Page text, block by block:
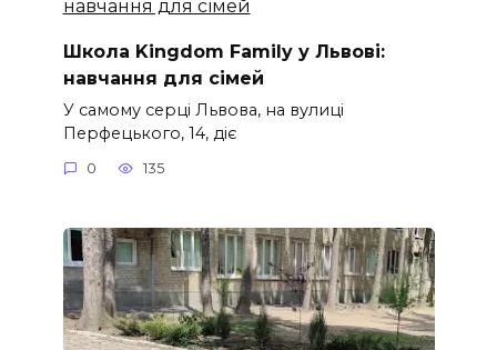
Школа Kingdom Family у Львові:
навчання для сімей
У самому серці Львова, на вулиці
Перфецького, 14, діє
0 135